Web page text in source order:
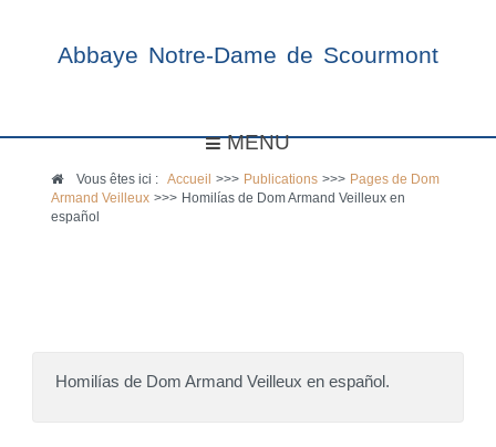
Abbaye Notre-Dame de Scourmont
MENU
Vous êtes ici :Accueil >>> Publications >>> Pages de Dom
Armand Veilleux >>> Homilías de Dom Armand Veilleux en
español
Homilías de Dom Armand Veilleux en español.